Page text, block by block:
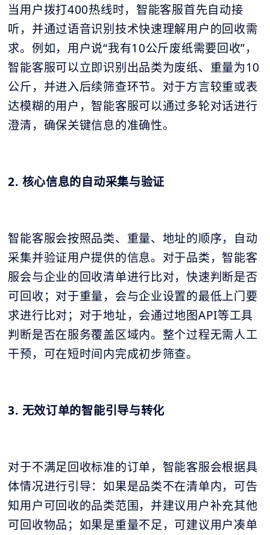
当用户拨打400热线时，智能客服首先自动接
听，并通过语音识别技术快速理解用户的回收需
求。例如，用户说“我有10公斤废纸需要回收”，
智能客服可以立即识别出品类为废纸、重量为10
公斤，并进入后续筛查环节。对于方言较重或表
达模糊的用户，智能客服可以通过多轮对话进行
澄清，确保关键信息的准确性。
2. 核心信息的自动采集与验证
智能客服会按照品类、重量、地址的顺序，自动
采集并验证用户提供的信息。对于品类，智能客
服会与企业的回收清单进行比对，快速判断是否
可回收；对于重量，会与企业设置的最低上门要
求进行比对；对于地址，会通过地图API等工具
判断是否在服务覆盖区域内。整个过程无需人工
干预，可在短时间内完成初步筛查。
3. 无效订单的智能引导与转化
对于不满足回收标准的订单，智能客服会根据具
体情况进行引导：如果是品类不在清单内，可告
知用户可回收的品类范围，并建议用户补充其他
可回收物品；如果是重量不足，可建议用户凑单